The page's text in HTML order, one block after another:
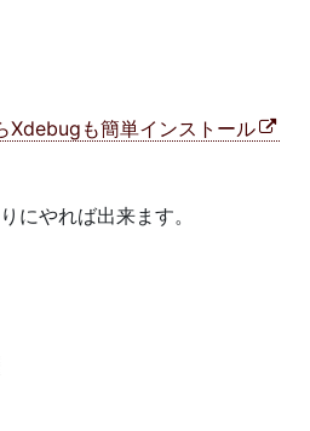
Xdebugも簡単インストール
にやれば出来ます。